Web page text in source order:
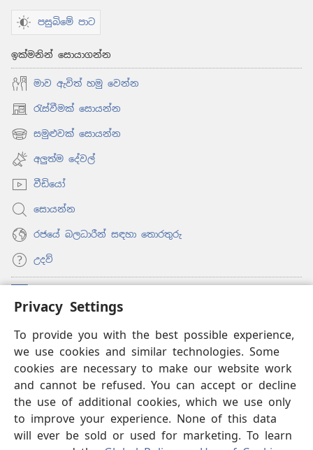
Privacy Settings
To provide you with the best possible experience,
we use cookies and similar technologies. Some
cookies are necessary to make our website work
and cannot be refused. You can accept or decline
the use of additional cookies, which we use only
to improve your experience. None of this data
will ever be sold or used for marketing. To learn
පසුබිමේ පාට
ඉක්මනින් සොයාගන්න
මාව ඇවිත් හමු වෙන්න
රැස්වීමක් සොයන්න
(opens
new
window)
සමුළුවක් සොයන්න
(opens
new
window)
අලුත්ම දේවල්
වීඩියෝ
සොයන්න
රජයේ බලධාරීන් සඳහා තොරතුරු
උදව්
(opens
new
ඔන්ලයින් ලයිබ්‍රරි
(opens
new
window)JW Hub
(opens
new
window)‘JW ලයිබ්‍රරි’